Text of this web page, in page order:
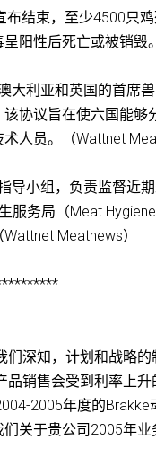
结束，至少4500只
阳性后死亡或被销毁
大利亚和英国的首席
协议旨在使六国能够
人员。（Wattnet
导小组，负责监督近
服务局（Meat
Meatnews）
深知，计划和战略
销售会受到利率上
2005年度的
关于贵公司2005年